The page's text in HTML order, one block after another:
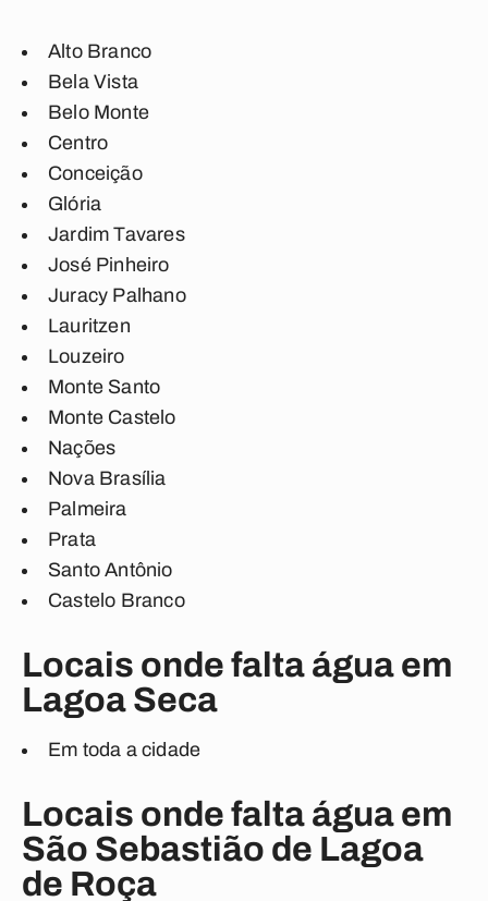
Alto Branco
Bela Vista
Belo Monte
Centro
Conceição
Glória
Jardim Tavares
José Pinheiro
Juracy Palhano
Lauritzen
Louzeiro
Monte Santo
Monte Castelo
Nações
Nova Brasília
Palmeira
Prata
Santo Antônio
Castelo Branco
Locais onde falta água em
Lagoa Seca
Em toda a cidade
Locais onde falta água em
São Sebastião de Lagoa
de Roça